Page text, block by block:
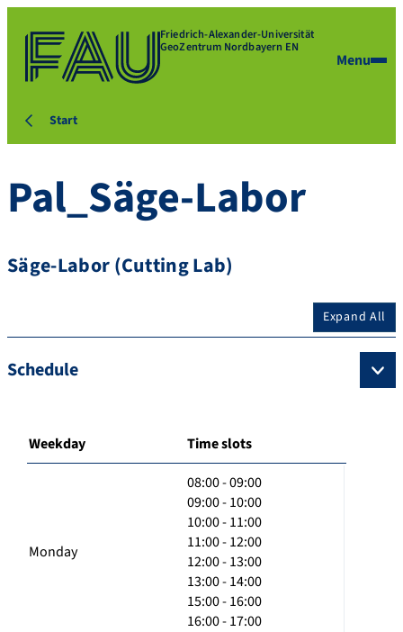
Friedrich-Alexander-Universität
GeoZentrum Nordbayern EN
Menu
Start
Pal_Säge-Labor
Säge-Labor (Cutting Lab)
Expand All
Schedule
Weekday Time slots
Monday
08:00 - 09:00
09:00 - 10:00
10:00 - 11:00
11:00 - 12:00
12:00 - 13:00
13:00 - 14:00
15:00 - 16:00
16:00 - 17:00